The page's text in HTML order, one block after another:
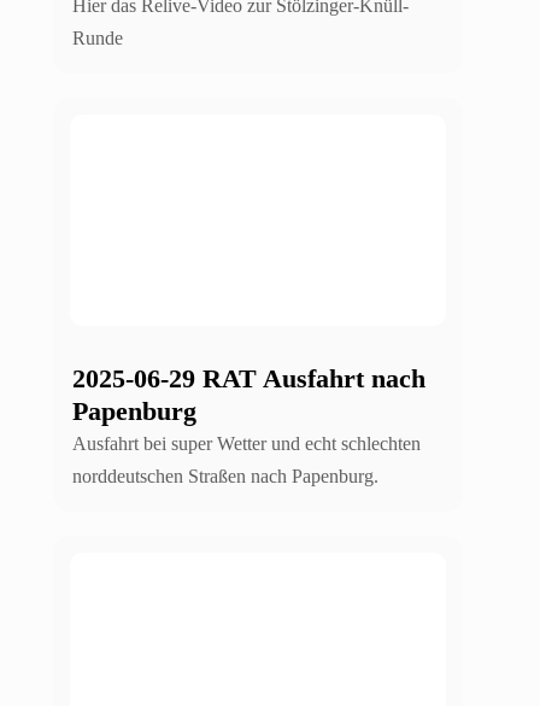
Hier das Relive-Video zur Stölzinger-Knüll-
Runde
2025-06-29 RAT Ausfahrt nach
Papenburg
Ausfahrt bei super Wetter und echt schlechten
norddeutschen Straßen nach Papenburg.